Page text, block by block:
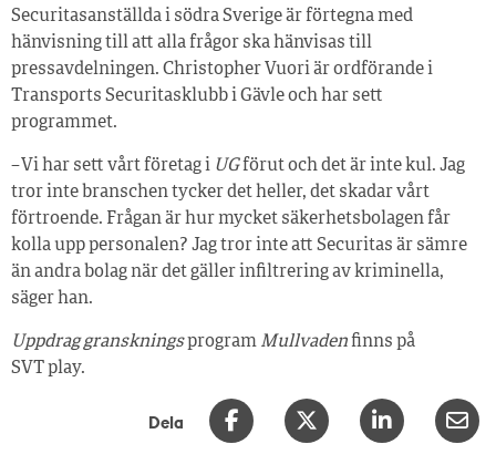
Securitas­anställda i södra Sverige är förtegna med
hänvisning till att alla frågor ska hänvisas till
pressavdelningen. Christopher Vuori är ordförande i
Transports Securitasklubb i Gävle och har sett
programmet.
– Vi har sett vårt företag i UGförut och det är inte kul. Jag
tror inte branschen tycker det heller, det skadar vårt
förtroende. Frågan är hur mycket säkerhetsbolagen får
kolla upp personalen? Jag tror inte att Securitas är sämre
än andra bolag när det gäller infiltrering av kriminella,
säger han.
Uppdrag granskningsprogram Mullvadenfinns på
SVT play.
Dela